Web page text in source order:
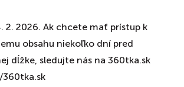
2. 2026. Ak chcete mať prístup k
obsahu niekoľko dní pred
dĺžke, sledujte nás na 360tka.sk